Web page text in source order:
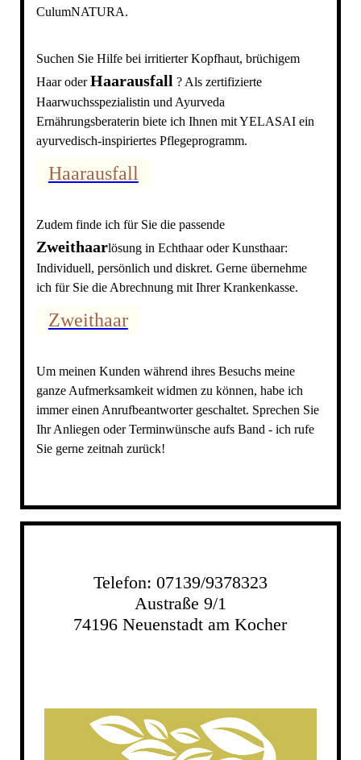
CulumNATURA.
Suchen Sie Hilfe bei irritierter Kopfhaut, brüchigem
Haar oder Haarausfall ? Als zertifizierte
Haarwuchsspezialistin und Ayurveda
Ernährungsberaterin biete ich Ihnen mit YELASAI ein
ayurvedisch-inspiriertes Pflegeprogramm.
Haarausfall
Zudem finde ich für Sie die passende
Zweithaarlösung in Echthaar oder Kunsthaar:
Individuell, persönlich und diskret. Gerne übernehme
ich für Sie die Abrechnung mit Ihrer Krankenkasse.
Zweithaar
Um meinen Kunden während ihres Besuchs meine
ganze Aufmerksamkeit widmen zu können, habe ich
immer einen Anrufbeantworter geschaltet. Sprechen Sie
Ihr Anliegen oder Terminwünsche aufs Band - ich rufe
Sie gerne zeitnah zurück!
Telefon: 07139/9378323
Austraße 9/1
74196 Neuenstadt am Kocher